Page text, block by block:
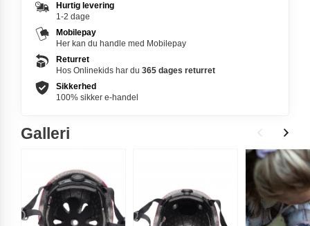
Hurtig levering
1-2 dage
Mobilepay
Her kan du handle med Mobilepay
Returret
Hos Onlinekids har du 365 dages returret
Sikkerhed
100% sikker e-handel
Galleri